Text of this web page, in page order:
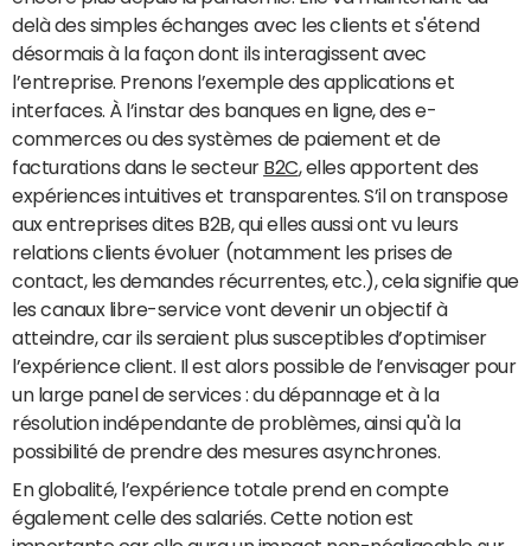
delà des simples échanges avec les clients et s'étend
désormais à la façon dont ils interagissent avec
l’entreprise. Prenons l’exemple des applications et
interfaces. À l’instar des banques en ligne, des e-
commerces ou des systèmes de paiement et de
facturations dans le secteur B2C, elles apportent des
expériences intuitives et transparentes. S’il on transpose
aux entreprises dites B2B, qui elles aussi ont vu leurs
relations clients évoluer (notamment les prises de
contact, les demandes récurrentes, etc.), cela signifie que
les canaux libre-service vont devenir un objectif à
atteindre, car ils seraient plus susceptibles d’optimiser
l’expérience client. Il est alors possible de l’envisager pour
un large panel de services : du dépannage et à la
résolution indépendante de problèmes, ainsi qu'à la
possibilité de prendre des mesures asynchrones.
En globalité, l’expérience totale prend en compte
également celle des salariés. Cette notion est